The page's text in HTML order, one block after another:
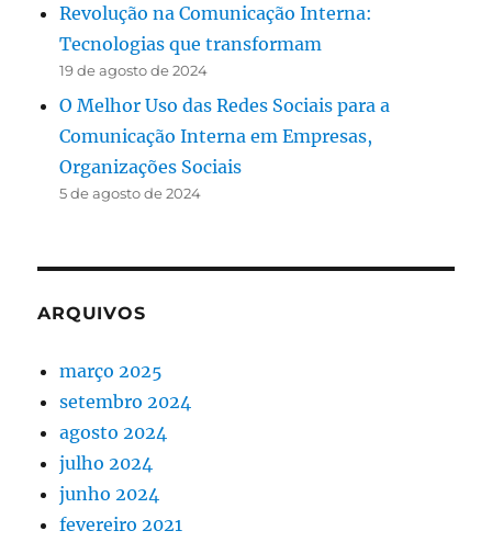
Revolução na Comunicação Interna:
Tecnologias que transformam
19 de agosto de 2024
O Melhor Uso das Redes Sociais para a
Comunicação Interna em Empresas,
Organizações Sociais
5 de agosto de 2024
ARQUIVOS
março 2025
setembro 2024
agosto 2024
julho 2024
junho 2024
fevereiro 2021